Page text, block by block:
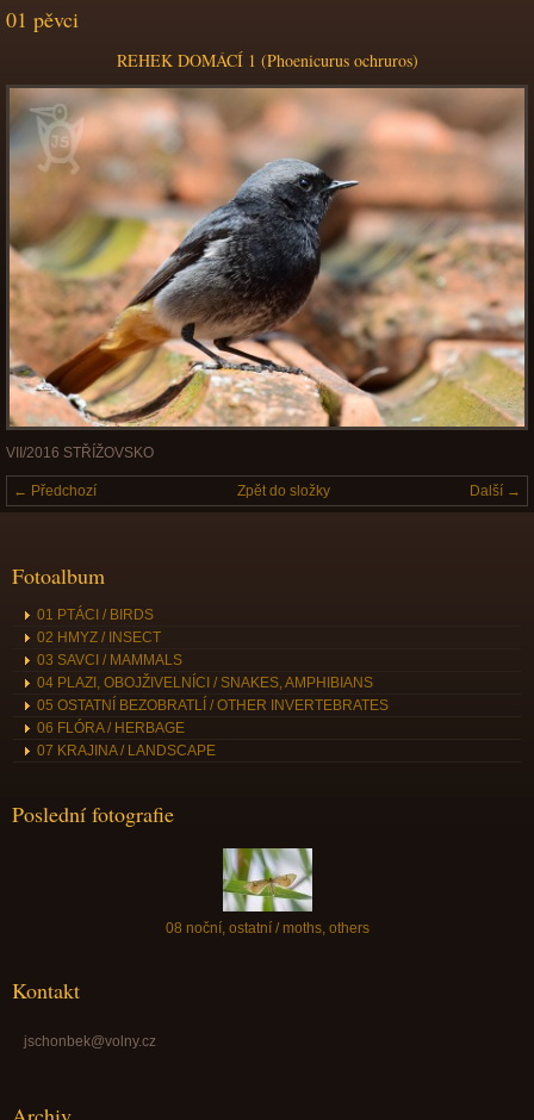
01 pěvci
REHEK DOMÁCÍ 1 (Phoenicurus ochruros)
VII/2016 STŘÍŽOVSKO
← Předchozí Další →
Zpět do složky
Fotoalbum
01 PTÁCI / BIRDS
02 HMYZ / INSECT
03 SAVCI / MAMMALS
04 PLAZI, OBOJŽIVELNÍCI / SNAKES, AMPHIBIANS
05 OSTATNÍ BEZOBRATLÍ / OTHER INVERTEBRATES
06 FLÓRA / HERBAGE
07 KRAJINA / LANDSCAPE
Poslední fotografie
08 noční, ostatní / moths, others
Kontakt
jschonbek@volny.cz